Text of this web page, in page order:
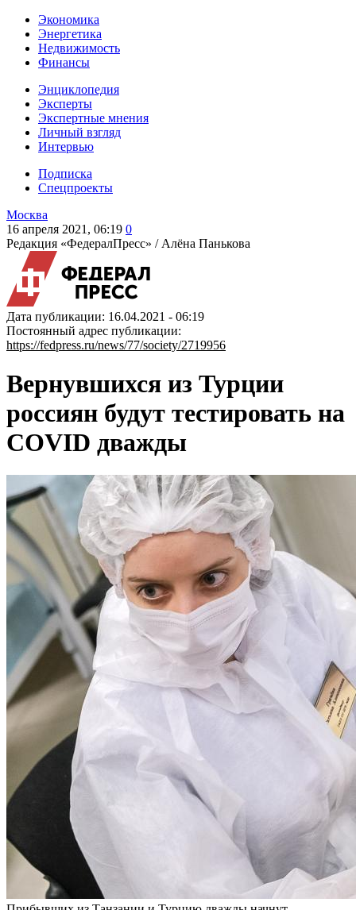
Экономика
Энергетика
Недвижимость
Финансы
Энциклопедия
Эксперты
Экспертные мнения
Личный взгляд
Интервью
Подписка
Спецпроекты
Москва
16 апреля 2021, 06:19 0
Редакция «ФедералПресс» / Алёна Панькова
Дата публикации: 16.04.2021 - 06:19
Постоянный адрес публикации:
https://fedpress.ru/news/77/society/2719956
Вернувшихся из Турции
россиян будут тестировать на
COVID дважды